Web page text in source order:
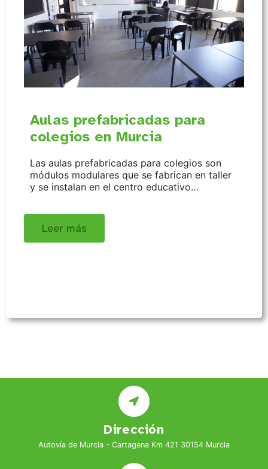
Aulas prefabricadas para
colegios en Murcia
Las aulas prefabricadas para colegios son
módulos modulares que se fabrican en taller
y se instalan en el centro educativo…
Leer más
Dirección
Autovía de Murcia - Cartagena Km 421 30154 Murcia